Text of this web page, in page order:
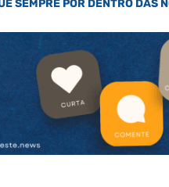
SEMPRE POR DENTRO DAS